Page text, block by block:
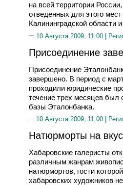
на всей территории
отведенных для этого
Калининградской области
10 Августа 2009, 11:00 |
Присоединение
Присоединение
завершено. В период с
проходили юридические
течение трех месяцев был
базы Эталонбанка.
10 Августа 2009, 11:00 |
Натюрморты на вкус
Хабаровские галеристы
различным жанрам
натюрмортов, гости
хабаровских художников